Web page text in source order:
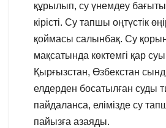
құрылып, су үнемдеу
кірісті. Су тапшы оңтүстік
қоймасы салынбақ. Су
мақсатында көктемгі қар
Қырғызстан, Өзбекстан
елдерден босатылған суды
пайдаланса, елімізде су
пайызға азаяды.